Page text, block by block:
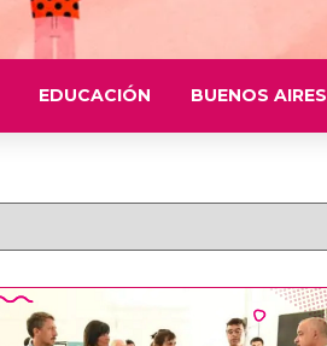
EDUCACIÓN BUENOS AIRES